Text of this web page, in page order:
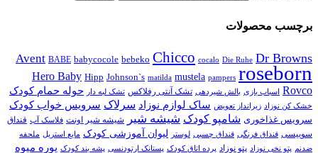
برچسب محصولات
Avent BABE babycocole bebeko Chicco cocalo Die Ruhe Dr Browns
Hero Baby Hipp Johnson`s matilda mustela pampers roseborn
Rovco اسباب بازی بالش شیردهی تشک آنتی رفلاکس تشک لبه دار حوله حمام کودک
خشک کن نوزاد زیرانداز تعویض ساک لوازم نوزاد سرلاک سرویس خواب کودک
سرویس غذاخوری شامپو کودک شیشه شیر شیشه شیر اونت فلاسک آب قنداق
سوییسی قنداق فرنگی قنداق چسبی لوستر لیوان آموزشی کودک مایع استریل ملحفه
ضدنم
پتو نخی نوزاد پتو نوزاد پرده اتاق کودک پستانک ارتودنسی پشه بند کودک پوره میوه